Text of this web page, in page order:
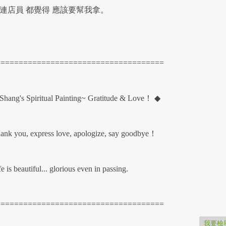
員 都覺得 應該要幫我拿。
Spiritual Painting~ Gratitude & Love！ ◆
you, express love, apologize, say goodbye！
is beautiful... glorious even in passing.
我要檢